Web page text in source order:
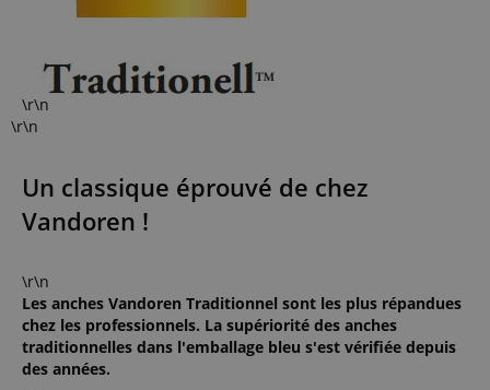
Un classique éprouvé de chez
Vandoren !
\r\n
Les anches Vandoren Traditionnel sont les plus répandues
chez les professionnels. La supériorité des anches
traditionnelles dans l'emballage bleu s'est vérifiée depuis
des années.
\r\n
\r\n